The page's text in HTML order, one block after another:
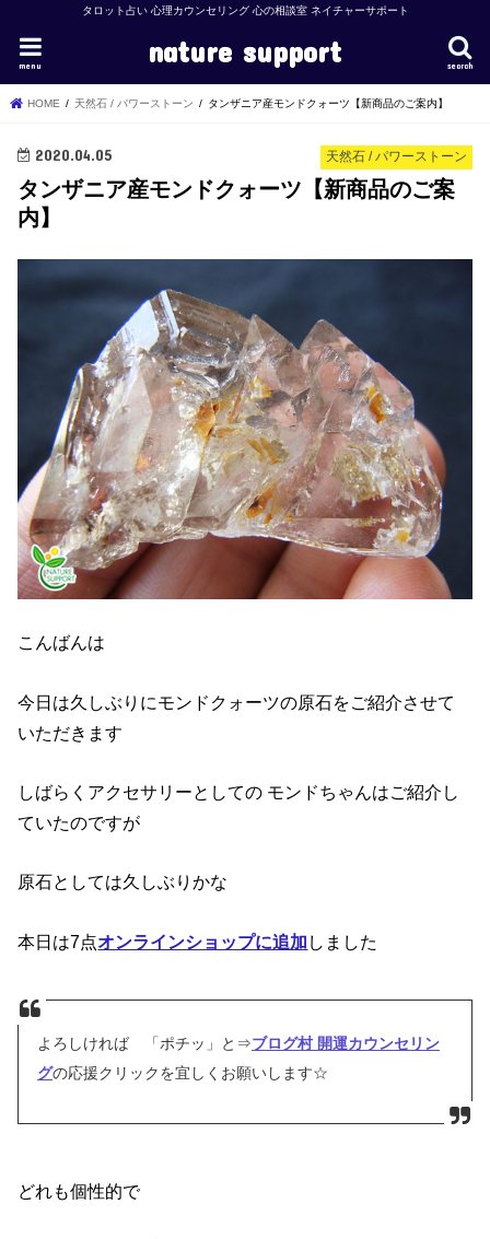
タロット占い 心理カウンセリング 心の相談室 ネイチャーサポート
nature support search
menu
HOME 天然石 / パワーストーン タンザニア産モンドクォーツ【新商品のご案内】
天然石 / パワーストーン
2020.04.05
タンザニア産モンドクォーツ【新商品のご案
内】
こんばんは
今日は久しぶりにモンドクォーツの原石をご紹介させて
いただきます
しばらくアクセサリーとしての モンドちゃんはご紹介し
ていたのですが
原石としては久しぶりかな
本日は7点オンラインショップに追加 しました
よろしければ 「ポチッ」と⇒ブログ村 開運カウンセリン
グの応援クリックを宜しくお願いします☆
どれも個性的で